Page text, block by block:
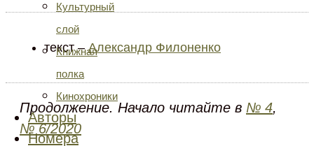
Культурный
слой
Книжная
полка
Кинохроники
Авторы
Номера
текст – Александр Филоненко
Продолжение. Начало читайте в № 4,
№ 6/2020